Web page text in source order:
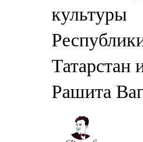
культуры
Татарстан
Рашита